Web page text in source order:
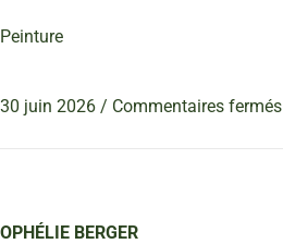
Peinture
30 juin 2026 / Commentaires fermés
OPHÉLIE BERGER